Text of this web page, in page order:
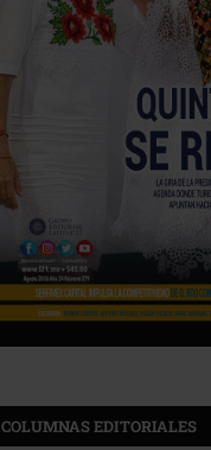
COLUMNAS EDITORIALES